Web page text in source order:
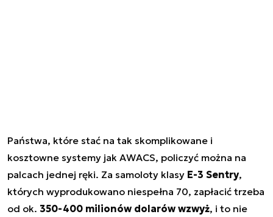
Państwa, które stać na tak skomplikowane i
kosztowne systemy jak AWACS, policzyć można na
palcach jednej ręki. Za samoloty klasy E-3 Sentry,
których wyprodukowano niespełna 70, zapłacić trzeba
od ok. 350-400 milionów dolarów wzwyż, i to nie